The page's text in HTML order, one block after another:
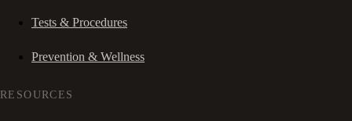
Tests & Procedures
Prevention & Wellness
RESOURCES